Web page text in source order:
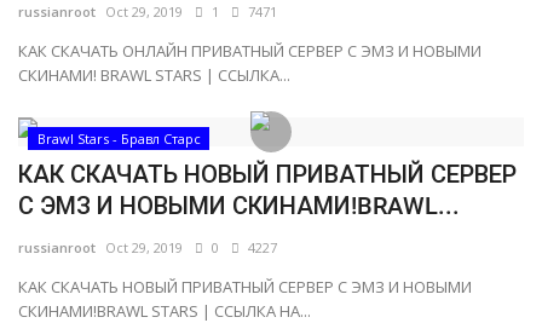
russianroot Oct 29, 2019 1 7471
КАК СКАЧАТЬ ОНЛАЙН ПРИВАТНЫЙ СЕРВЕР С ЭМЗ И НОВЫМИ
СКИНАМИ! BRAWL STARS | ССЫЛКА...
Brawl Stars - Бравл Старс
КАК СКАЧАТЬ НОВЫЙ ПРИВАТНЫЙ СЕРВЕР
С ЭМЗ И НОВЫМИ СКИНАМИ!BRAWL...
russianroot Oct 29, 2019 0 4227
КАК СКАЧАТЬ НОВЫЙ ПРИВАТНЫЙ СЕРВЕР С ЭМЗ И НОВЫМИ
СКИНАМИ!BRAWL STARS | ССЫЛКА НА...